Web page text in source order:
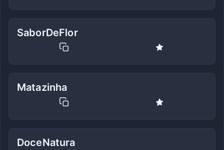
SaborDeFlor
Matazinha
DoceNatura